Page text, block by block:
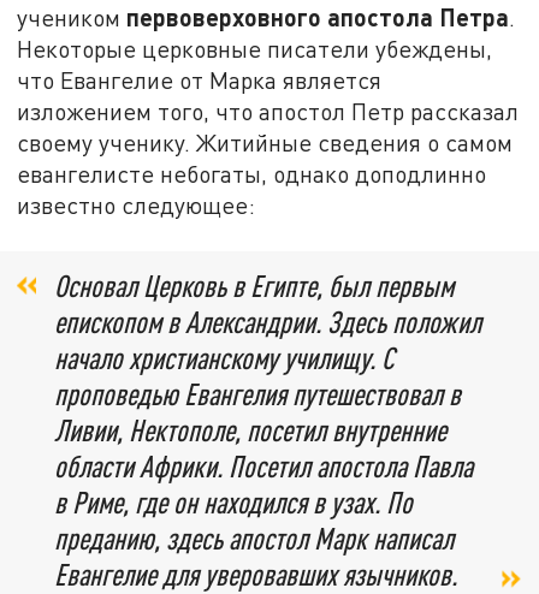
учеником первоверховного апостола Петра.
Некоторые церковные писатели убеждены,
что Евангелие от Марка является
изложением того, что апостол Петр рассказал
своему ученику. Житийные сведения о самом
евангелисте небогаты, однако доподлинно
известно следующее:
Основал Церковь в Египте, был первым
епископом в Александрии. Здесь положил
начало христианскому училищу. С
проповедью Евангелия путешествовал в
Ливии, Нектополе, посетил внутренние
области Африки. Посетил апостола Павла
в Риме, где он находился в узах. По
преданию, здесь апостол Марк написал
Евангелие для уверовавших язычников.